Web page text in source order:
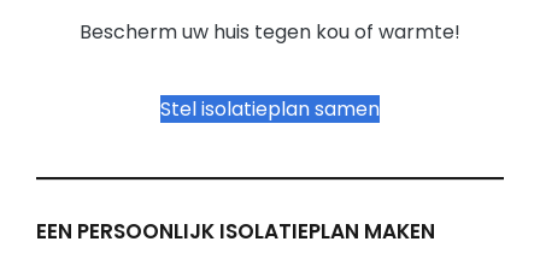
Bescherm uw huis tegen kou of warmte!
Stel isolatieplan samen
EEN PERSOONLIJK ISOLATIEPLAN MAKEN